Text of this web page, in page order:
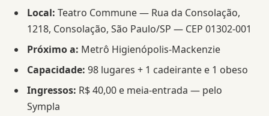
Local: Teatro Commune — Rua da Consolação,
1218, Consolação, São Paulo/SP — CEP 01302-001
Próximo a: Metrô Higienópolis-Mackenzie
Capacidade: 98 lugares + 1 cadeirante e 1 obeso
Ingressos: R$ 40,00 e meia-entrada — pelo
Sympla